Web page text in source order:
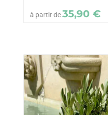
à partir de35,90 €